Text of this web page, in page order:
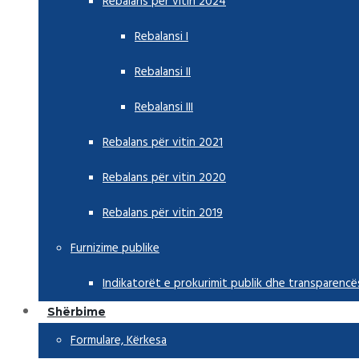
Rebalansi I
Rebalansi II
Rebalansi III
Rebalans për vitin 2021
Rebalans për vitin 2020
Rebalans për vitin 2019
Furnizime publike
Indikatorët e prokurimit publik dhe
Shërbime
Formulare, Kërkesa